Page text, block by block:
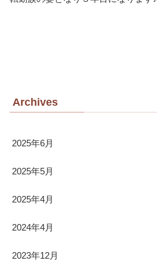
Archives
2025年6月
2025年5月
2025年4月
2024年4月
2023年12月